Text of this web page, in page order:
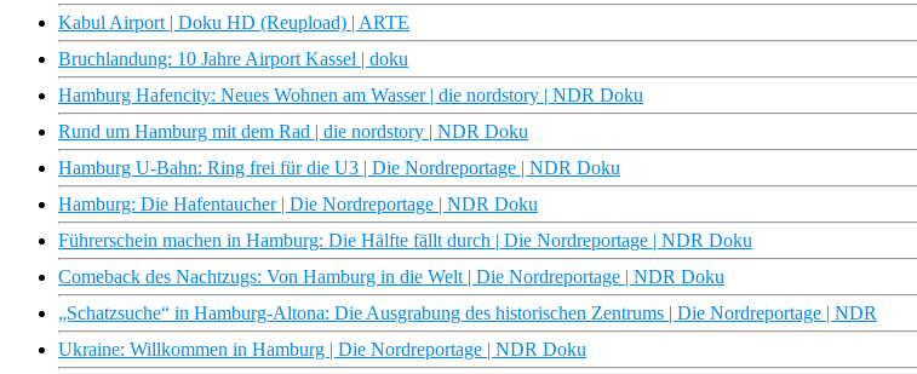
Kabul Airport | Doku HD (Reupload) | ARTE
Bruchlandung: 10 Jahre Airport Kassel | doku
Hamburg Hafencity: Neues Wohnen am Wasser | die nordstory | NDR Doku
Rund um Hamburg mit dem Rad | die nordstory | NDR Doku
Hamburg U-Bahn: Ring frei für die U3 | Die Nordreportage | NDR Doku
Hamburg: Die Hafentaucher | Die Nordreportage | NDR Doku
Führerschein machen in Hamburg: Die Hälfte fällt durch | Die Nordreportage | NDR Doku
Comeback des Nachtzugs: Von Hamburg in die Welt | Die Nordreportage | NDR Doku
„Schatzsuche“ in Hamburg-Altona: Die Ausgrabung des historischen Zentrums | Die Nordreportage | NDR
Ukraine: Willkommen in Hamburg | Die Nordreportage | NDR Doku